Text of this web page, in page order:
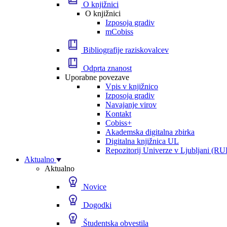
O knjižnici
O knjižnici
Izposoja gradiv
mCobiss
Bibliografije raziskovalcev
Odprta znanost
Uporabne povezave
Vpis v knjižnico
Izposoja gradiv
Navajanje virov
Kontakt
Cobiss+
Akademska digitalna zbirka
Digitalna knjižnica UL
Repozitorij Univerze v Ljubljani
Aktualno
Aktualno
Novice
Dogodki
Študentska obvestila